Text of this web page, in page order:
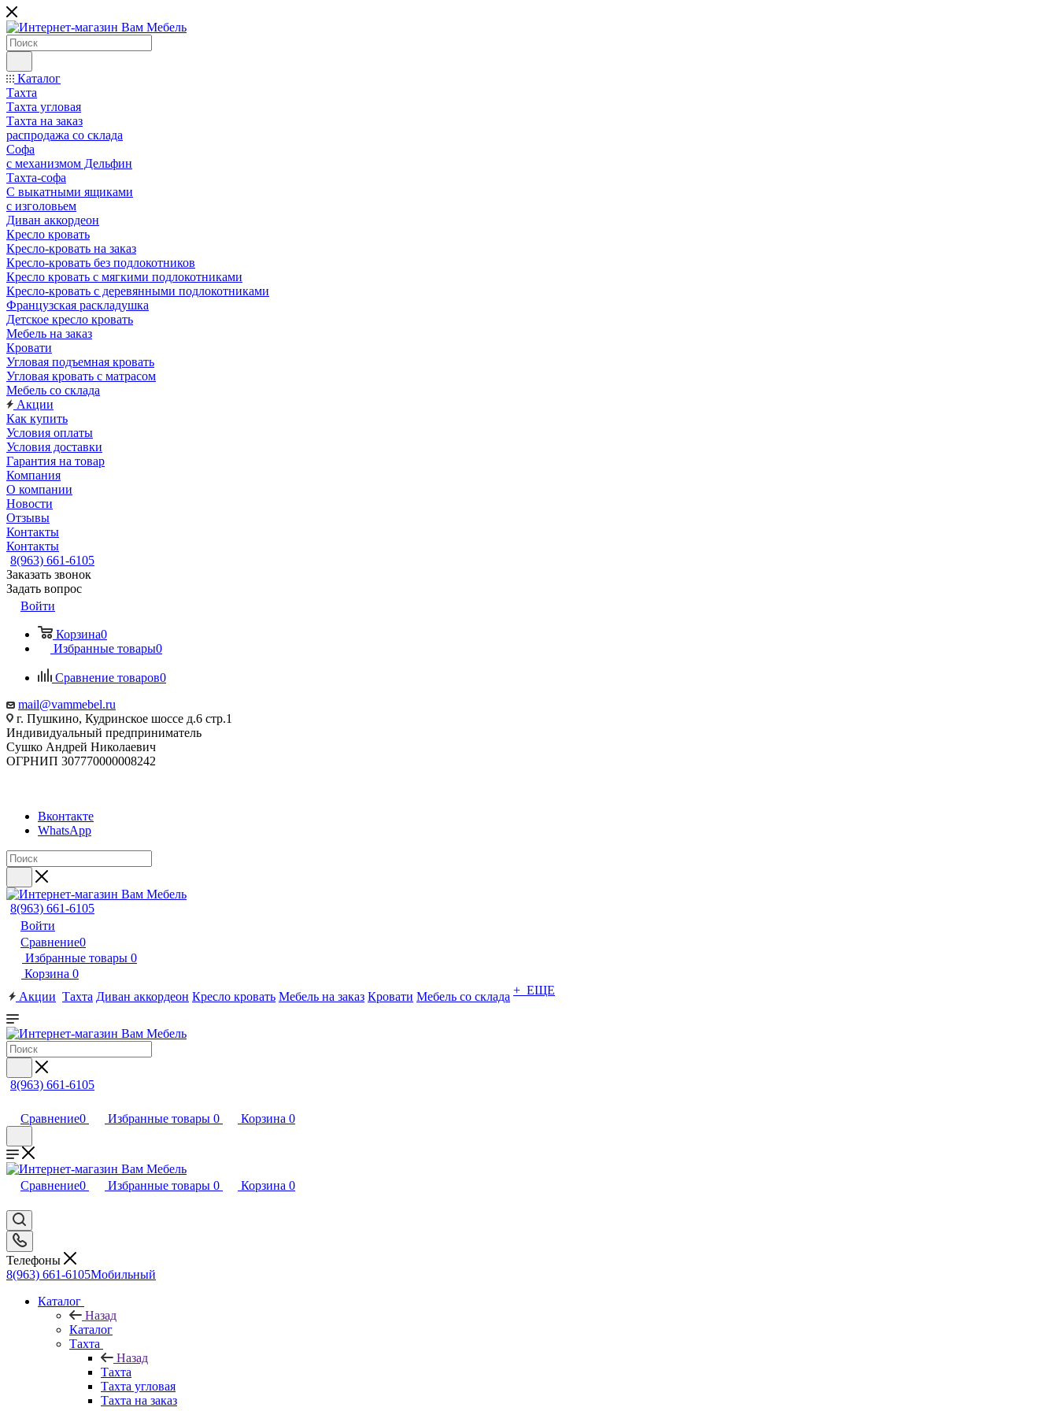
Каталог
Тахта
Тахта угловая
Тахта на заказ
распродажа со склада
Софа
с механизмом Дельфин
Тахта-софа
С выкатными ящиками
с изголовьем
Диван аккордеон
Кресло кровать
Кресло-кровать на заказ
Кресло-кровать без подлокотников
Кресло кровать с мягкими подлокотниками
Кресло-кровать с деревянными подлокотниками
Французская раскладушка
Детское кресло кровать
Мебель на заказ
Кровати
Угловая подъемная кровать
Угловая кровать с матрасом
Мебель со склада
Акции
Как купить
Условия оплаты
Условия доставки
Гарантия на товар
Компания
О компании
Новости
Отзывы
Контакты
Контакты
8(963) 661-6105
Заказать звонок
Задать вопрос
Войти
Корзина0
Избранные товары0
Сравнение товаров0
mail@vammebel.ru
г. Пушкино, Кудринское шоссе д.6 стр.1
Индивидуальный предприниматель
Сушко Андрей Николаевич
ОГРНИП 307770000008242
Вконтакте
WhatsApp
8(963) 661-6105
Войти
Сравнение0
Избранные товары 0
Корзина 0
Акции Тахта Диван аккордеон Кресло кровать Мебель на заказ Кровати Мебель со склада + ЕЩЕ
8(963) 661-6105
Сравнение0 Избранные товары 0 Корзина 0
Сравнение0 Избранные товары 0 Корзина 0
Телефоны
8(963) 661-6105Мобильный
Каталог
Назад
Каталог
Тахта
Назад
Тахта
Тахта угловая
Тахта на заказ